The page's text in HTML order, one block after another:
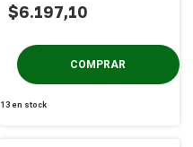
$6.197,10
13 en stock